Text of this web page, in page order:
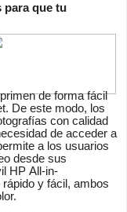
para que tu
de forma fácil
De este modo, los
con calidad
de acceder a
a los usuarios
desde sus
HP All-in-
y fácil, ambos